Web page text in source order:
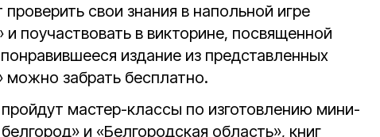
свои знания в напольной игре
поучаствовать в викторине, посвященной
издание из представленных
забрать бесплатно.
мастер-классы по изготовлению мини-
и «Белгородская область», книг